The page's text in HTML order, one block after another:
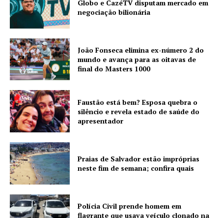
Globo e CazéTV disputam mercado em
negociação bilionária
João Fonseca elimina ex-número 2 do
mundo e avança para as oitavas de
final do Masters 1000
Faustão está bem? Esposa quebra o
silêncio e revela estado de saúde do
apresentador
Praias de Salvador estão impróprias
neste fim de semana; confira quais
Polícia Civil prende homem em
flagrante que usava veículo clonado na